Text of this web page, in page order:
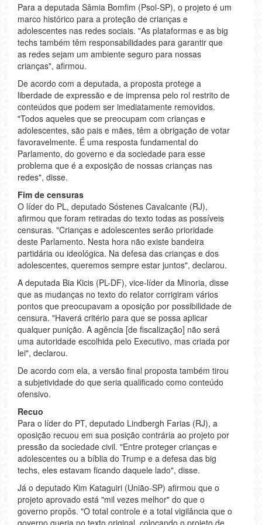
Para a deputada Sâmia Bomfim (Psol-SP), o projeto é um
marco histórico para a proteção de crianças e
adolescentes nas redes sociais. "As plataformas e as big
techs também têm responsabilidades para garantir que
as redes sejam um ambiente seguro para nossas
crianças", afirmou.
De acordo com a deputada, a proposta protege a
liberdade de expressão e de imprensa pelo rol restrito de
conteúdos que podem ser imediatamente removidos.
"Todos aqueles que se preocupam com crianças e
adolescentes, são pais e mães, têm a obrigação de votar
favoravelmente. É uma resposta fundamental do
Parlamento, do governo e da sociedade para esse
problema que é a exposição de nossas crianças nas
redes", disse.
Fim de censuras
O líder do PL, deputado Sóstenes Cavalcante (RJ),
afirmou que foram retiradas do texto todas as possíveis
censuras. "Crianças e adolescentes serão prioridade
deste Parlamento. Nesta hora não existe bandeira
partidária ou ideológica. Na defesa das crianças e dos
adolescentes, queremos sempre estar juntos", declarou.
A deputada Bia Kicis (PL-DF), vice-líder da Minoria, disse
que as mudanças no texto do relator corrigiram vários
pontos que preocupavam a oposição por possibilidade de
censura. "Haverá critério para que se possa aplicar
qualquer punição. A agência [de fiscalização] não será
uma autoridade escolhida pelo Executivo, mas criada por
lei", declarou.
De acordo com ela, a versão final proposta também tirou
a subjetividade do que seria qualificado como conteúdo
ofensivo.
Recuo
Para o líder do PT, deputado Lindbergh Farias (RJ), a
oposição recuou em sua posição contrária ao projeto por
pressão da sociedade civil. "Entre proteger crianças e
adolescentes ou a bíblia do Trump e a defesa das big
techs, eles estavam ficando daquele lado", disse.
Já o deputado Kim Kataguiri (União-SP) afirmou que o
projeto aprovado está "mil vezes melhor" do que o
governo propôs. "O total controle e a total vigilância que o
governo queria no texto original, colocando o projeto de